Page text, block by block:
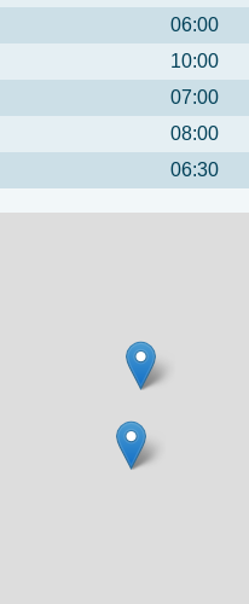
06:00
10:00
07:00
08:00
06:30